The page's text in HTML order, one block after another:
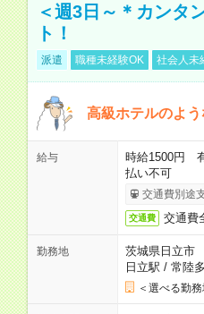
＜週3日～＊カンタ
ト！
派遣 職種未経験OK 社会人未
高級ホテルのよ
給与
時給1500円
払い不可
交通費別途
交通費 交通費
勤務地
茨城県日立市
日立駅 / 常陸
＜選べる勤